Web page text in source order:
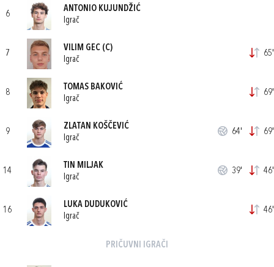
6
ANTONIO KUJUNDŽIĆ
Igrač
7
VILIM GEC (C)
Igrač
65'
8
TOMAS BAKOVIĆ
Igrač
69'
9
ZLATAN KOŠČEVIĆ
Igrač
64' 69'
14
TIN MILJAK
Igrač
39' 46'
16
LUKA DUDUKOVIĆ
Igrač
46'
PRIČUVNI IGRAČI